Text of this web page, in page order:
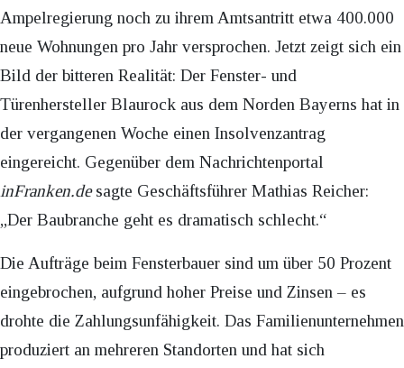
Ampelregierung noch zu ihrem Amtsantritt etwa 400.000
neue Wohnungen pro Jahr versprochen. Jetzt zeigt sich ein
Bild der bitteren Realität: Der Fenster- und
Türenhersteller Blaurock aus dem Norden Bayerns hat in
der vergangenen Woche einen Insolvenzantrag
eingereicht. Gegenüber dem Nachrichtenportal
inFranken.desagte Geschäftsführer Mathias Reicher:
„Der Baubranche geht es dramatisch schlecht.“
Die Aufträge beim Fensterbauer sind um über 50 Prozent
eingebrochen, aufgrund hoher Preise und Zinsen – es
drohte die Zahlungsunfähigkeit. Das Familienunternehmen
produziert an mehreren Standorten und hat sich